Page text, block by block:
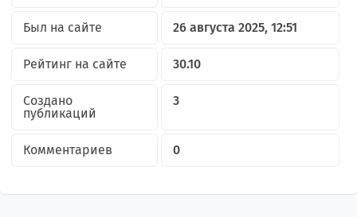
Был на сайте 26 августа 2025, 12:51
Рейтинг на сайте 30.10
Создано
публикаций
3
Комментариев 0